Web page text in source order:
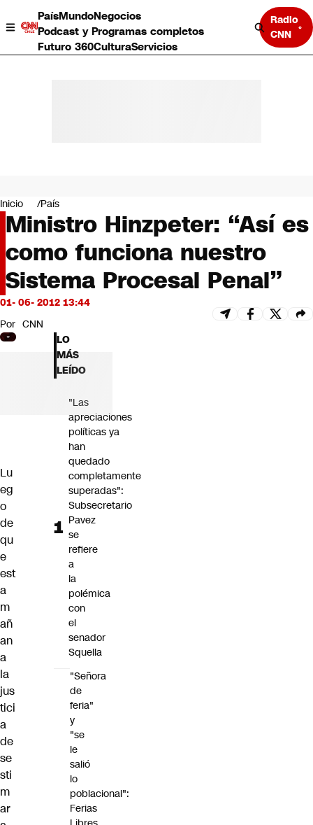
PaísMundoNegocios
Podcast y Programas completos
Futuro 360CulturaServicios
Radio
CNN
Negocios
Deportes
Programas completos
Cultura
Servicios
Bits
CNN tiempo
Futuro 360
Opinión
Inicio País
Ministro Hinzpeter: “Así es
como funciona nuestro
Sistema Procesal Penal”
01- 06- 2012 13:44
Por CNN
Lu
eg
o
de
qu
e
est
a
m
añ
an
a
la
jus
tici
a
de
se
sti
m
ar
LO
MÁS
LEÍDO
"Las
apreciaciones
políticas ya
han
quedado
completamente
superadas":
Subsecretario
Pavez
se
refiere
a
la
polémica
con
el
senador
Squella
"Señora
de
feria"
y
"se
le
salió
lo
poblacional":
Ferias